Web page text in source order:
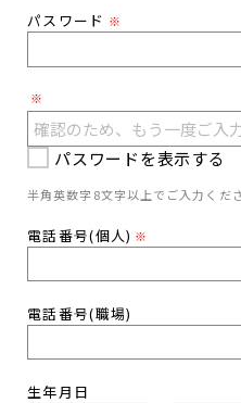
パスワード ※
※
パスワードを表示する
半角英数字8文字以上でご入力くだ
電話番号(個人) ※
電話番号(職場)
生年月日